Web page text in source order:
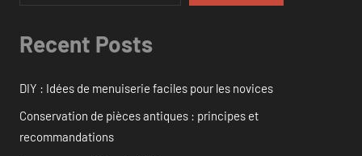
Recent Posts
DIY : Idées de menuiserie faciles pour les novices
Conservation de pièces antiques : principes et
recommandations